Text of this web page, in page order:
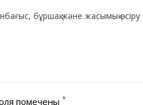
бұршақ және жасымық өсіру
помечены *